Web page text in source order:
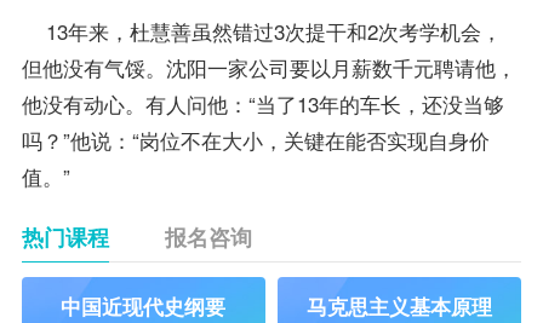
13年来，杜慧善虽然错过3次提干和2次考学机会，
但他没有气馁。沈阳一家公司要以月薪数千元聘请他，
他没有动心。有人问他：“当了13年的车长，还没当够
吗？”他说：“岗位不在大小，关键在能否实现自身价
值。”
热门课程 报名咨询
中国近现代史纲要 马克思主义基本原理